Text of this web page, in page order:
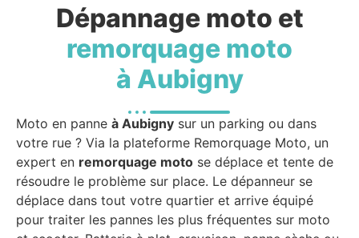
Dépannage moto et
remorquage moto
à Aubigny
Moto en panne à Aubigny sur un parking ou dans
votre rue ? Via la plateforme Remorquage Moto, un
expert en remorquage moto se déplace et tente de
résoudre le problème sur place. Le dépanneur se
déplace dans tout votre quartier et arrive équipé
pour traiter les pannes les plus fréquentes sur moto